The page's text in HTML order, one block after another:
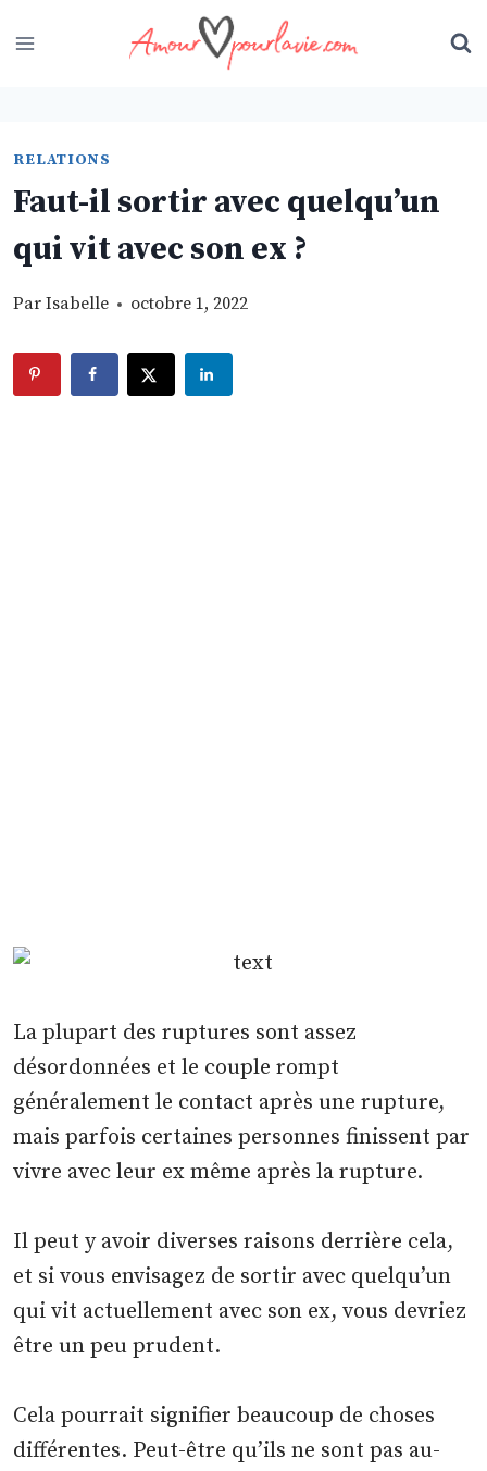
to
RELATIONS
Faut-il sortir avec quelqu’un
qui vit avec son ex ?
Par Isabelle octobre 1, 2022
La plupart des ruptures sont assez
désordonnées et le couple rompt
généralement le contact après une rupture,
mais parfois certaines personnes finissent par
vivre avec leur ex même après la rupture.
Il peut y avoir diverses raisons derrière cela,
et si vous envisagez de sortir avec quelqu’un
qui vit actuellement avec son ex, vous devriez
être un peu prudent.
Cela pourrait signifier beaucoup de choses
différentes. Peut-être qu’ils ne sont pas au-